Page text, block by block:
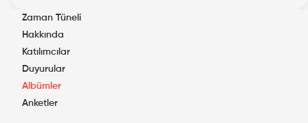
Zaman Tüneli
Hakkında
Katılımcılar
Duyurular
Albümler
Anketler